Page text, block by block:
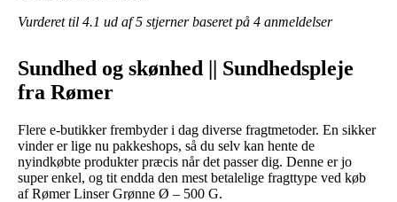
Vurderet til 4.1 ud af 5 stjerner baseret på 4 anmeldelser
Sundhed og skønhed || Sundhedspleje
fra Rømer
Flere e-butikker frembyder i dag diverse fragtmetoder. En sikker
vinder er lige nu pakkeshops, så du selv kan hente de
nyindkøbte produkter præcis når det passer dig. Denne er jo
super enkel, og tit endda den mest betalelige fragttype ved køb
af Rømer Linser Grønne Ø – 500 G.